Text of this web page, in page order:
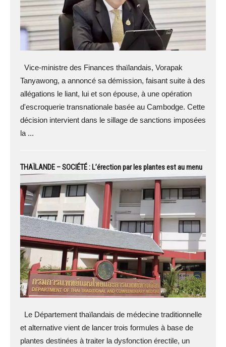
Vice-ministre des Finances thaïlandais, Vorapak
Tanyawong, a annoncé sa démission, faisant suite à des
allégations le liant, lui et son épouse, à une opération
d'escroquerie transnationale basée au Cambodge. Cette
décision intervient dans le sillage de sanctions imposées
la ...
THAÏLANDE – SOCIÉTÉ : L’érection par les plantes est au menu
Le Département thaïlandais de médecine traditionnelle
et alternative vient de lancer trois formules à base de
plantes destinées à traiter la dysfonction érectile, un